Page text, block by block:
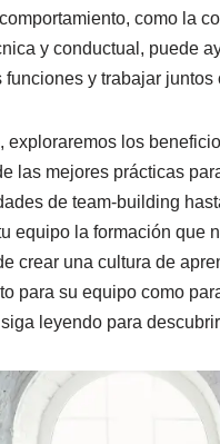
como la
y conductual, puede
funciones y trabajar juntos
exploraremos los
las mejores prácticas
de team-building
equipo la formación que
crear una cultura de
para su equipo como
leyendo para